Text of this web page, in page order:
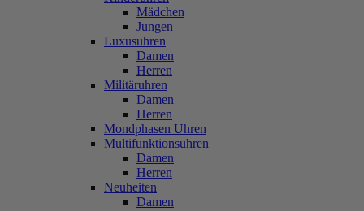
Mädchen
Jungen
Luxusuhren
Damen
Herren
Militäruhren
Damen
Herren
Mondphasen Uhren
Multifunktionsuhren
Damen
Herren
Neuheiten
Damen